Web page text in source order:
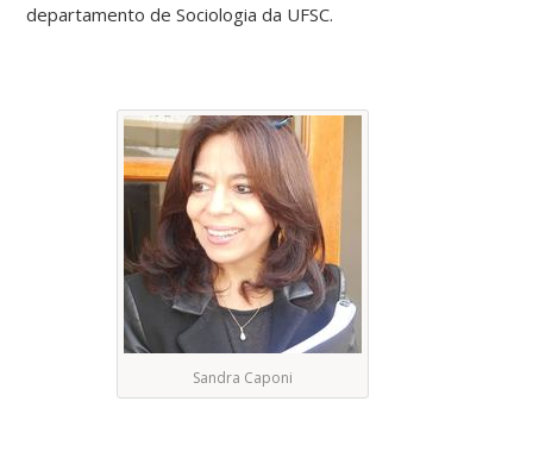
departamento de Sociologia da UFSC.
Sandra Caponi